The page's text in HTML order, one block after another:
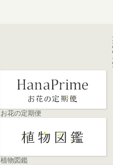
お花の定期便
植物図鑑